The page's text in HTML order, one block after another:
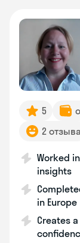
5
2 отзыва
Worked
insights
in Europe
Creates